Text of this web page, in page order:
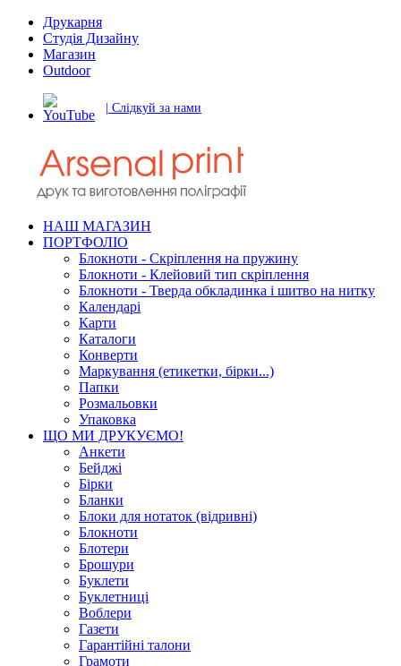
Друкарня
Студія Дизайну
Магазин
Outdoor
| Слідкуй за нами
НАШ МАГАЗИН
ПОРТФОЛІО
Блокноти - Скріплення на пружину
Блокноти - Клейовий тип скріплення
Блокноти - Тверда обкладинка і шитво на нитку
Календарі
Карти
Каталоги
Конверти
Маркування (етикетки, бірки...)
Папки
Розмальовки
Упаковка
ЩО МИ ДРУКУЄМО!
Анкети
Бейджі
Бірки
Бланки
Блоки для нотаток (відривні)
Блокноти
Блотери
Брошури
Буклети
Буклетниці
Воблери
Газети
Гарантійні талони
Грамоти